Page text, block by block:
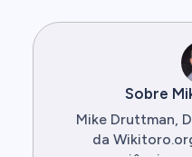
Sobre
Mike Druttman,
da